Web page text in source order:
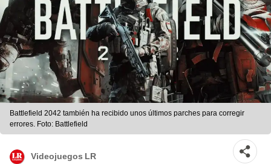
Battlefield 2042 también ha recibido unos últimos parches para corregir
errores. Foto: Battlefield
Videojuegos LR